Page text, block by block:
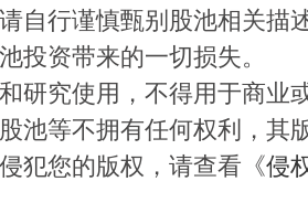
自行谨慎甄别股池相关描
投资带来的一切损失。
研究使用，不得用于商业
池等不拥有任何权利，其
犯您的版权，请查看《侵